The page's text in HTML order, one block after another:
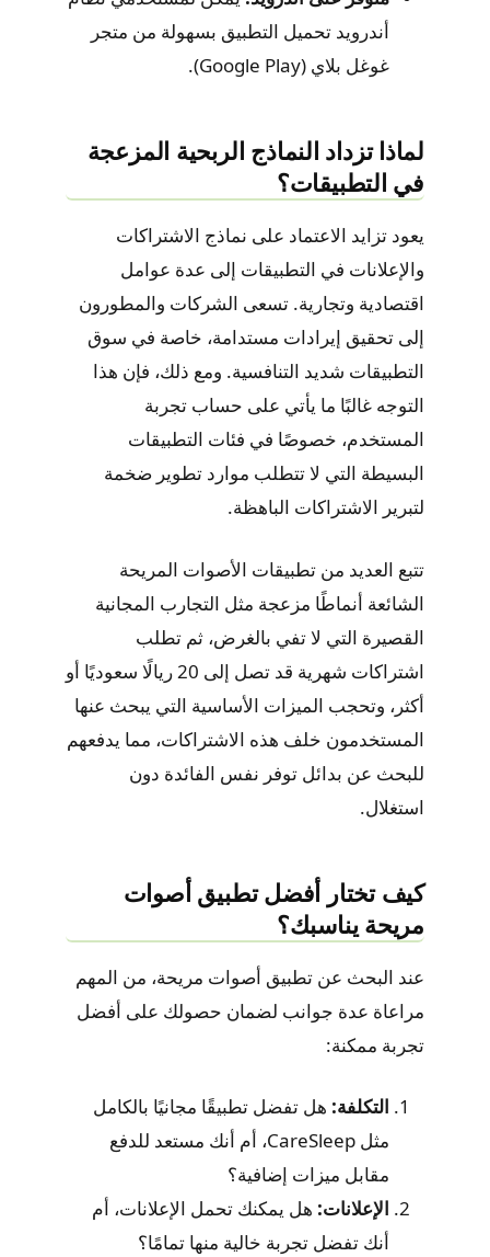
أندرويد تحميل التطبيق بسهولة من متجر
غوغل بلاي (Google Play).
لماذا تزداد النماذج الربحية المزعجة
في التطبيقات؟
يعود تزايد الاعتماد على نماذج الاشتراكات
والإعلانات في التطبيقات إلى عدة عوامل
اقتصادية وتجارية. تسعى الشركات والمطورون
إلى تحقيق إيرادات مستدامة، خاصة في سوق
التطبيقات شديد التنافسية. ومع ذلك، فإن هذا
التوجه غالبًا ما يأتي على حساب تجربة
المستخدم، خصوصًا في فئات التطبيقات
البسيطة التي لا تتطلب موارد تطوير ضخمة
لتبرير الاشتراكات الباهظة.
تتبع العديد من تطبيقات الأصوات المريحة
الشائعة أنماطًا مزعجة مثل التجارب المجانية
القصيرة التي لا تفي بالغرض، ثم تطلب
اشتراكات شهرية قد تصل إلى 20 ريالًا سعوديًا أو
أكثر، وتحجب الميزات الأساسية التي يبحث عنها
المستخدمون خلف هذه الاشتراكات، مما يدفعهم
للبحث عن بدائل توفر نفس الفائدة دون
استغلال.
كيف تختار أفضل تطبيق أصوات
مريحة يناسبك؟
عند البحث عن تطبيق أصوات مريحة، من المهم
مراعاة عدة جوانب لضمان حصولك على أفضل
تجربة ممكنة:
التكلفة: هل تفضل تطبيقًا مجانيًا بالكامل
مثل CareSleep، أم أنك مستعد للدفع
مقابل ميزات إضافية؟
الإعلانات: هل يمكنك تحمل الإعلانات، أم
أنك تفضل تجربة خالية منها تمامًا؟